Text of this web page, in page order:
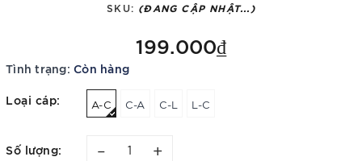
SKU: (ĐANG CẬP NHẬT...)
199.000₫
Tình trạng: Còn hàng
Loại cáp: A-C C-A C-L L-C
Số lượng: – +